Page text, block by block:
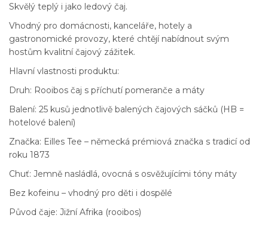
Skvělý teplý i jako ledový čaj.
Vhodný pro domácnosti, kanceláře, hotely a
gastronomické provozy, které chtějí nabídnout svým
hostům kvalitní čajový zážitek.
Hlavní vlastnosti produktu:
Druh: Rooibos čaj s příchutí pomeranče a máty
Balení: 25 kusů jednotlivě balených čajových sáčků (HB =
hotelové balení)
Značka: Eilles Tee – německá prémiová značka s tradicí od
roku 1873
Chuť: Jemně nasládlá, ovocná s osvěžujícími tóny máty
Bez kofeinu – vhodný pro děti i dospělé
Původ čaje: Jižní Afrika (rooibos)